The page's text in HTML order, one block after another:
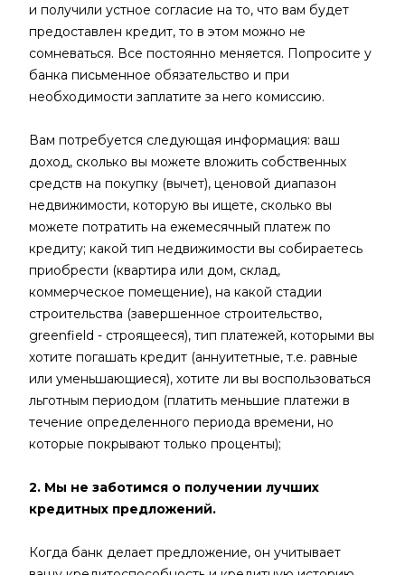
и получили устное согласие на то, что вам будет
предоставлен кредит, то в этом можно не
сомневаться. Все постоянно меняется. Попросите у
банка письменное обязательство и при
необходимости заплатите за него комиссию.
Вам потребуется следующая информация: ваш
доход, сколько вы можете вложить собственных
средств на покупку (вычет), ценовой диапазон
недвижимости, которую вы ищете, сколько вы
можете потратить на ежемесячный платеж по
кредиту; какой тип недвижимости вы собираетесь
приобрести (квартира или дом, склад,
коммерческое помещение), на какой стадии
строительства (завершенное строительство,
greenfield - строящееся), тип платежей, которыми вы
хотите погашать кредит (аннуитетные, т.е. равные
или уменьшающиеся), хотите ли вы воспользоваться
льготным периодом (платить меньшие платежи в
течение определенного периода времени, но
которые покрывают только проценты);
2. Мы не заботимся о получении лучших
кредитных предложений.
Когда банк делает предложение, он учитывает